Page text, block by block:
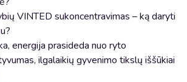
VINTED sukoncentravimas – ką daryti
energija prasideda nuo ryto
ilgalaikių gyvenimo tikslų iššūkiai